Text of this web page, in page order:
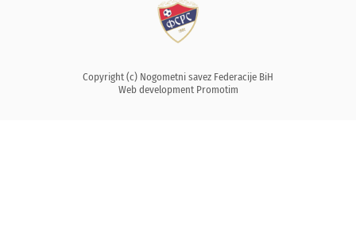
Copyright (c) Nogometni savez Federacije BiH
Web development Promotim